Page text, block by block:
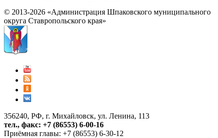
© 2013-2026 «Администрация Шпаковского муниципального
округа Ставропольского края»
356240, РФ, г. Михайловск, ул. Ленина, 113
тел., факс: +7 (86553) 6-00-16
Приёмная главы: +7 (86553) 6-30-12